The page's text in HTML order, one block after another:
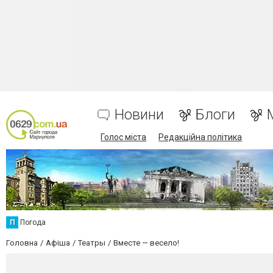
Новини Блоги
Голос міста Редакційна політика
П Погода
Головна Афіша Театры Вместе — весело!